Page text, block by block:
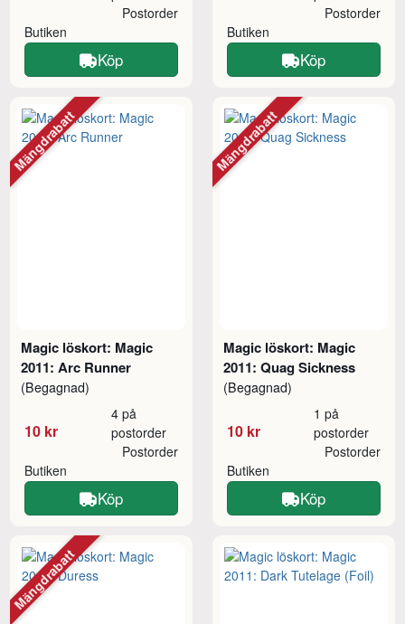
Butiken
Postorder
Köp
Butiken
Postorder
Köp
Magic löskort: Magic
2011: Arc Runner
(Begagnad)
10 kr
4 på
postorder
Butiken
Postorder
Köp
Mängdrabatt
Magic löskort: Magic
2011: Quag Sickness
(Begagnad)
10 kr
1 på
postorder
Butiken
Postorder
Köp
Mängdrabatt
Mängdrabatt